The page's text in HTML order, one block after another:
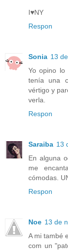
I♥NY
Respon
Sonia 13
Yo opino lo
tenía una
vértigo y
verla.
Respon
Saraiba 13
En alguna
me
cómodas.
Respon
Noe 13 de
A mi també
com un